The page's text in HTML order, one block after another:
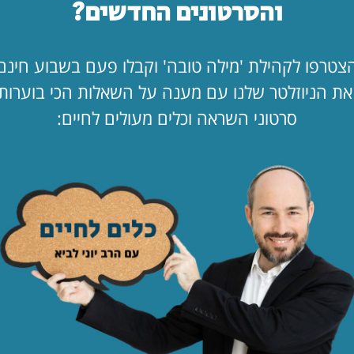
החופש כאן.
מעמד?!
לקריאת המאמר
הילד קיבל
לפי
תפילה
והסרטונים החדשים?
לקהילת 'מילה טובה' וקבלו פעם בשבוע
הניוזלטר שלנו עם מענה על השאלות הכי
סרטוני השראה וכלים מעולים לחיים: